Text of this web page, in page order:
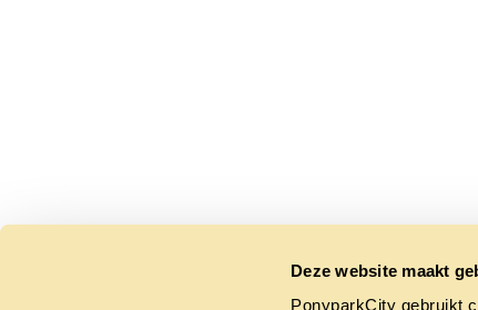
Deze website maakt
PonyparkCity gebruikt